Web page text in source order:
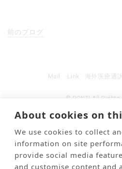
前のブログ
© PONTI All Rights
Mail Link 海外医療通訳
About cookies on
We use cookies to collect
information on site
provide social media
and customise content and